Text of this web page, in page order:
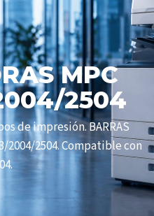
MPC
2504
de impresión. BARRAS
2004/2504. Compatible con